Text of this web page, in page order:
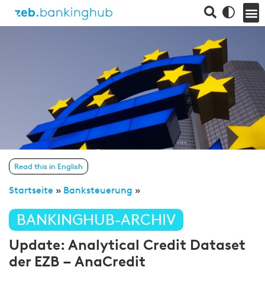
Read this in English
Startseite » Banksteuerung »
BANKINGHUB-ARCHIV
Update: Analytical Credit Dataset
der EZB – AnaCredit